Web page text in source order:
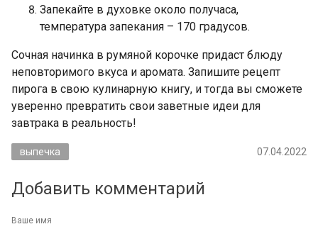
Запекайте в духовке около получаса,
температура запекания – 170 градусов.
Сочная начинка в румяной корочке придаст блюду
неповторимого вкуса и аромата. Запишите рецепт
пирога в свою кулинарную книгу, и тогда вы сможете
уверенно превратить свои заветные идеи для
завтрака в реальность!
выпечка 07.04.2022
Добавить комментарий
Ваше имя